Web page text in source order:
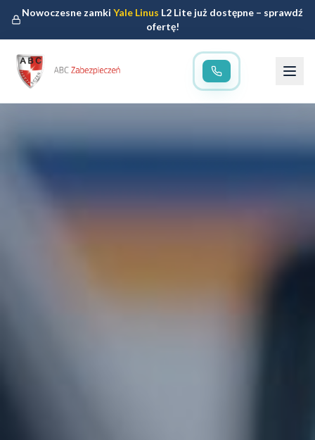
Nowoczesne zamkiYale Linus L2 Lite już dostępne – sprawdź
ofertę!